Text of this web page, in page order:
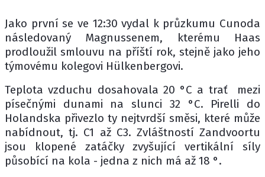
Jako první se ve 12:30 vydal k průzkumu Cunoda
následovaný Magnussenem, kterému Haas
prodloužil smlouvu na příští rok, stejně jako jeho
týmovému kolegovi Hülkenbergovi.
Teplota vzduchu dosahovala 20 °C a trať mezi
písečnými dunami na slunci 32 °C. Pirelli do
Holandska přivezlo ty nejtvrdší směsi, které může
nabídnout, tj. C1 až C3. Zvláštností Zandvoortu
jsou klopené zatáčky zvyšující vertikální síly
působící na kola - jedna z nich má až 18 °.